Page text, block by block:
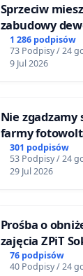
Sprzeciw
zabudowy
terenow
Bulwarów
Bielsku-Białej
1 286 podpisów
73 Podpisy / 24
9 Jul 2026
Nie
farmy
rzetelnych
mieszkańców
301 podpisów
53 Podpisy / 24
29 Jul 2026
Prośba o
zajęcia ZPiT
Sokołowskim
76 podpisów
40 Podpisy / 24